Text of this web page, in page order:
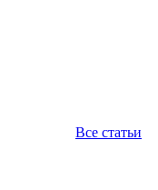
Все статьи